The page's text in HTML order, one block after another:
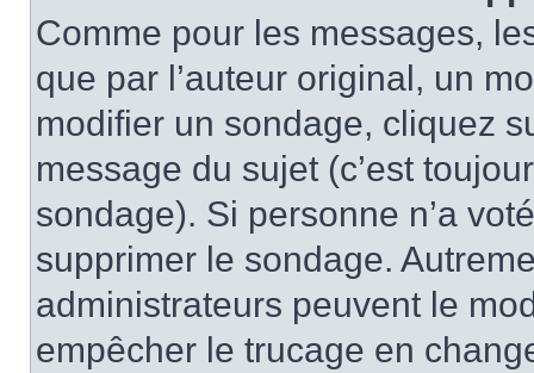
Comme pour les messages,
que par l’auteur original, un
modifier un sondage, cliquez
message du sujet (c’est
sondage). Si personne n’a
supprimer le sondage.
administrateurs peuvent le
empêcher le trucage en